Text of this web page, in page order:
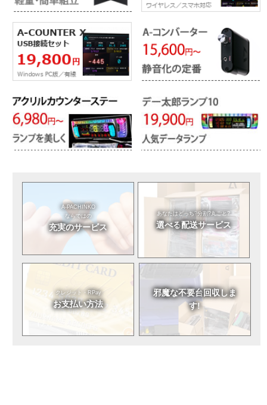
A-PACHINKO
ならではの
充実のサービス
あなたはどっち?分割?丸ごと?
選べる配送サービス
クレジット・RPay
お支払い方法
邪魔な不要台回収しま
す!